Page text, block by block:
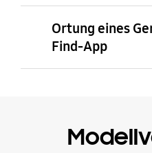
Ortung eines
Find-App